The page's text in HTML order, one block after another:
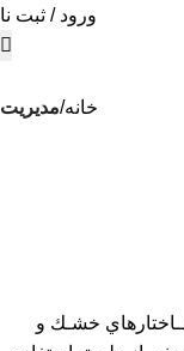
ورود / ثبت
خانه مديريت
ﺧﺸـﻚ و